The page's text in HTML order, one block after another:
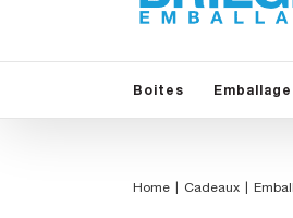
Boites
Home Cadeaux